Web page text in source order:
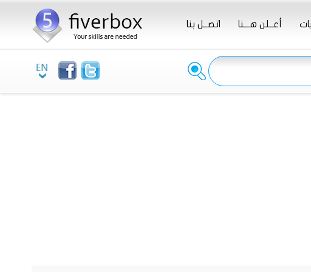
أعــلن هـــنا اتصــل بنا